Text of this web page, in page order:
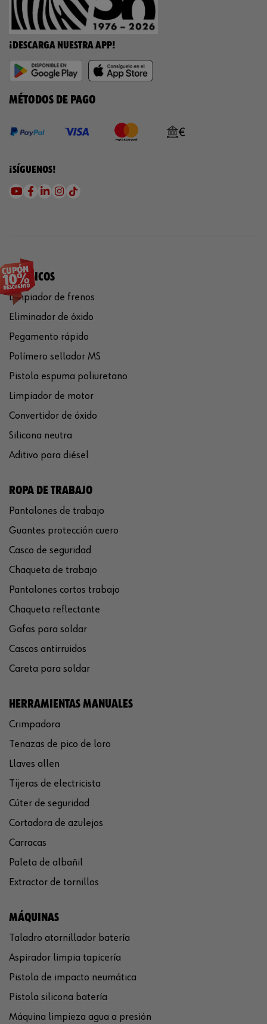
¡DESCARGA NUESTRA APP!
MÉTODOS DE PAGO
¡SÍGUENOS!
QUÍMICOS
Limpiador de frenos
Eliminador de óxido
Pegamento rápido
Polímero sellador MS
Pistola espuma poliuretano
Limpiador de motor
Convertidor de óxido
Silicona neutra
Aditivo para diésel
ROPA DE TRABAJO
Pantalones de trabajo
Guantes protección cuero
Casco de seguridad
Chaqueta de trabajo
Pantalones cortos trabajo
Chaqueta reflectante
Gafas para soldar
Cascos antirruidos
Careta para soldar
HERRAMIENTAS MANUALES
Crimpadora
Tenazas de pico de loro
Llaves allen
Tijeras de electricista
Cúter de seguridad
Cortadora de azulejos
Carracas
Paleta de albañil
Extractor de tornillos
MÁQUINAS
Taladro atornillador batería
Aspirador limpia tapicería
Pistola de impacto neumática
Pistola silicona batería
Máquina limpieza agua a presión